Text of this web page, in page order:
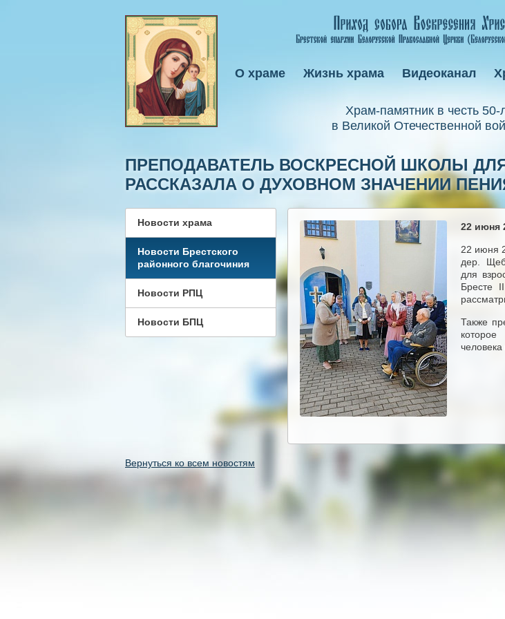
Xрам-памятник в честь
в Великой Отечественной
О храме Жизнь храма Видеоканал
ПРЕПОДАВАТЕЛЬ ВОСКРЕСНОЙ ШКОЛЫ
РАССКАЗАЛА О ДУХОВНОМ ЗНАЧЕНИИ
Новости храма
Новости Брестского
районного благочиния
Новости РПЦ
Новости БПЦ
22 июня
22 июня
дер.
для
Бресте
Также
Вернуться ко всем новостям